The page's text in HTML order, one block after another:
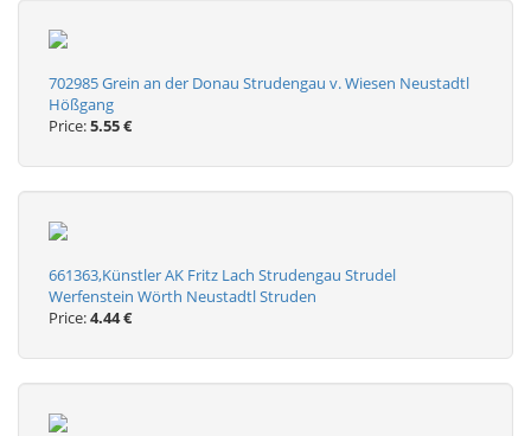
702985 Grein an der Donau Strudengau v. Wiesen Neustadtl
Hößgang
Price:5.55 €
661363,Künstler AK Fritz Lach Strudengau Strudel
Werfenstein Wörth Neustadtl Struden
Price:4.44 €